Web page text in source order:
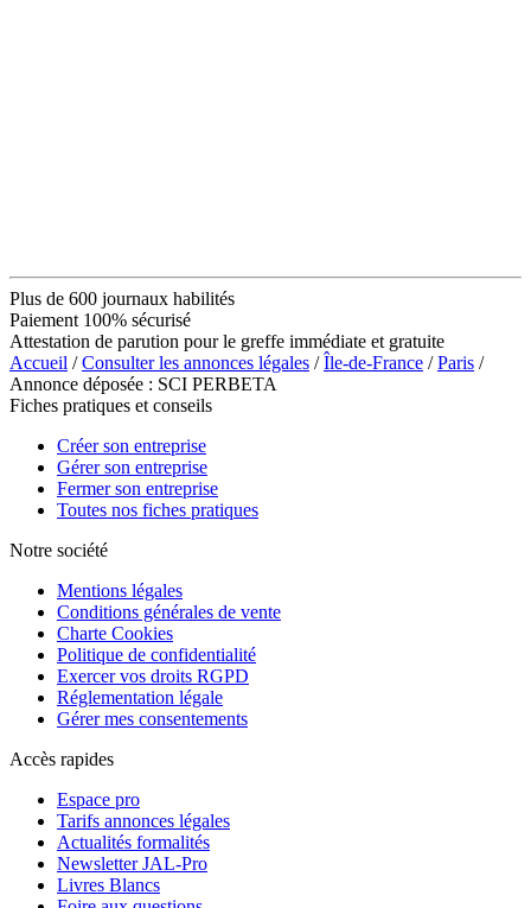
Plus de 600 journaux habilités
Paiement 100% sécurisé
Attestation de parution pour le greffe immédiate et gratuite
Accueil /Consulter les annonces légales /Île-de-France /Paris /
Annonce déposée : SCI PERBETA
Fiches pratiques et conseils
Créer son entreprise
Gérer son entreprise
Fermer son entreprise
Toutes nos fiches pratiques
Notre société
Mentions légales
Conditions générales de vente
Charte Cookies
Politique de confidentialité
Exercer vos droits RGPD
Réglementation légale
Gérer mes consentements
Accès rapides
Espace pro
Tarifs annonces légales
Actualités formalités
Newsletter JAL-Pro
Livres Blancs